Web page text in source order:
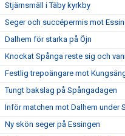
Stjärnsmäll i Täby kyrkby
Seger och succépermis mot
Dalhem för starka på Öjn
Knockat Spånga reste sig och
Festlig trepoängare mot
Tungt bakslag på Spångadagen
Inför matchen mot Dalhem under
Ny skön seger på Essingen